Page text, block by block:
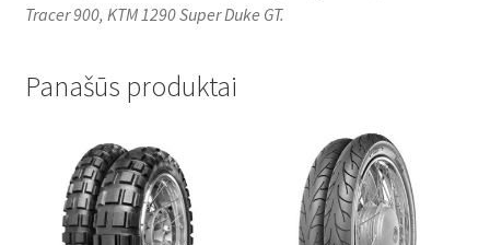
Tracer 900, KTM 1290 Super Duke GT.
Panašūs produktai